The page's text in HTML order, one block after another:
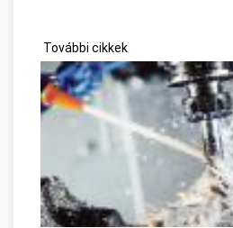
További cikkek